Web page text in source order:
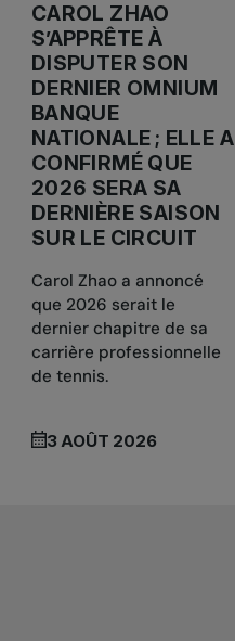
CAROL ZHAO
S’APPRÊTE À
DISPUTER SON
DERNIER OMNIUM
BANQUE
NATIONALE ; ELLE A
CONFIRMÉ QUE
2026 SERA SA
DERNIÈRE SAISON
SUR LE CIRCUIT
Carol Zhao a annoncé
que 2026 serait le
dernier chapitre de sa
carrière professionnelle
de tennis.
3 AOÛT 2026